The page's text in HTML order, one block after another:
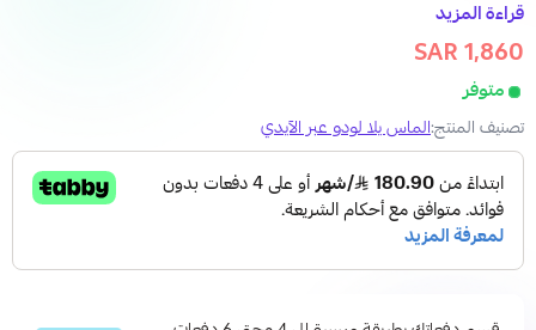
قراءة المزيد
1,860 SAR
متوفر
تصنيف المنتج:الماس يلا لودو عبر الآيدي